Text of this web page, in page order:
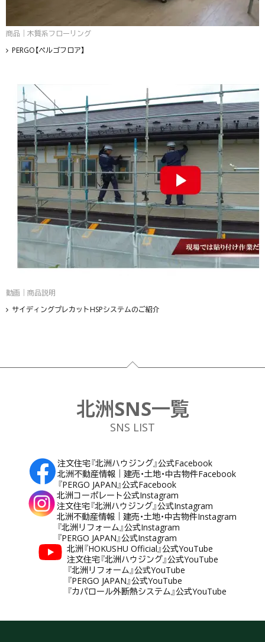
商品｜木質系フローリング
PERGO【ペルゴフロア】
動画｜商品説明
サイディングプレカットHSPシステムのご紹介
フッター
北洲SNS一覧
SNS LIST
注文住宅『北洲ハウジング』公式Facebook
北洲不動産情報｜建売・土地・中古物件Facebook
『PERGO JAPAN』公式Facebook
北洲コーポレート公式Instagram
注文住宅『北洲ハウジング』公式Instagram
北洲不動産情報｜建売・土地・中古物件Instagram
『北洲リフォーム』公式Instagram
『PERGO JAPAN』公式Instagram
北洲『HOKUSHU Official』公式YouTube
注文住宅『北洲ハウジング』公式YouTube
『北洲リフォーム』公式YouTube
『PERGO JAPAN』公式YouTube
『カパロール外断熱システム』公式YouTube